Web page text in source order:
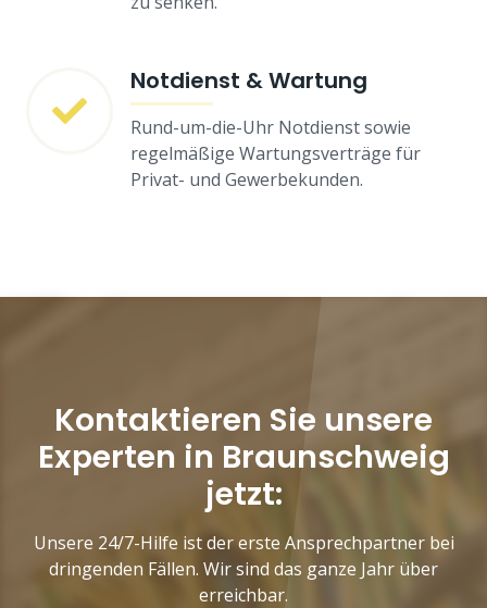
Notdienst & Wartung
Rund-um-die-Uhr Notdienst sowie
regelmäßige Wartungsverträge für
Privat- und Gewerbekunden.
Kontaktieren Sie unsere
Experten in Braunschweig
jetzt:
Unsere 24/7-Hilfe ist der erste Ansprechpartner bei
dringenden Fällen. Wir sind das ganze Jahr über
erreichbar.